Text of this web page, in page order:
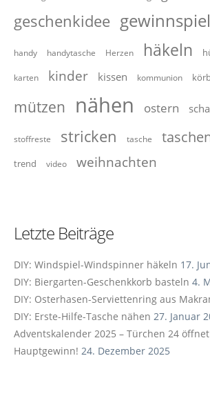
geschenkidee gewinnspiel
handy handytasche Herzen häkeln
karten kinder kissen kommunion
mützen nähen ostern
stoffreste stricken tasche
trend video weihnachten
Letzte Beiträge
DIY: Windspiel-Windspinner häkeln 17.
DIY: Biergarten-Geschenkkorb basteln 4.
DIY: Osterhasen-Serviettenring aus
DIY: Erste-Hilfe-Tasche nähen 27. Januar
Adventskalender 2025 – Türchen 24
Hauptgewinn! 24. Dezember 2025